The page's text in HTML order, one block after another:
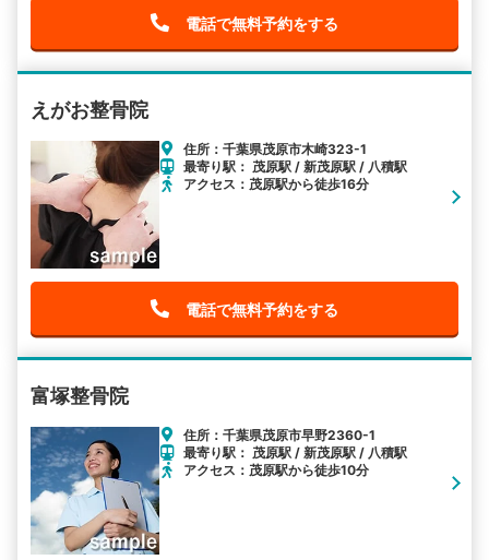
電話で無料予約をする
えがお整骨院
住所：千葉県茂原市木崎323-1
最寄り駅： 茂原駅 / 新茂原駅 / 八積駅
アクセス：茂原駅から徒歩16分
電話で無料予約をする
富塚整骨院
住所：千葉県茂原市早野2360-1
最寄り駅： 茂原駅 / 新茂原駅 / 八積駅
アクセス：茂原駅から徒歩10分